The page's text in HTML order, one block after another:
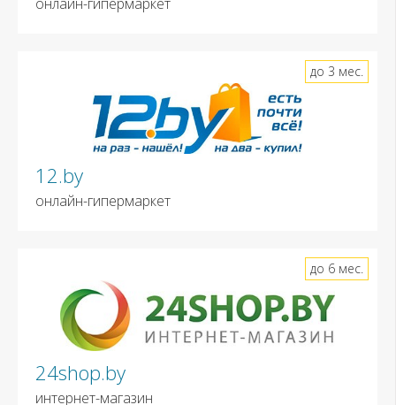
12.by
онлайн-гипермаркет
до 3 мес.
24shop.by
интернет-магазин
до 6 мес.